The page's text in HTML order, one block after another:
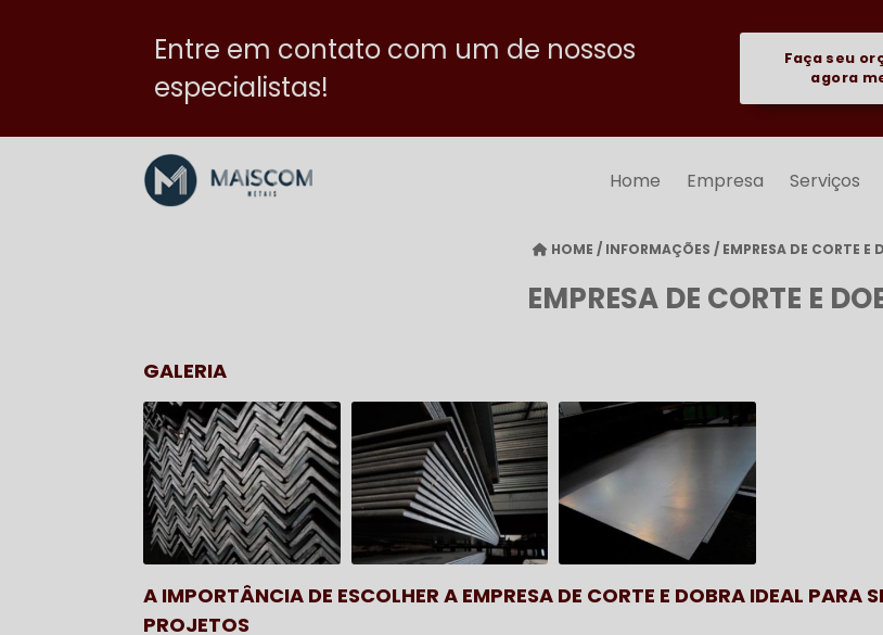
Entre em contato com um de nossos
especialistas!
Faça seu
agora
Home Empresa Serviços
HOME / INFORMAÇÕES / EMPRESA DE CORTE E
EMPRESA DE CORTE E
GALERIA
A IMPORTÂNCIA DE ESCOLHER A EMPRESA DE CORTE E DOBRA IDEAL PARA
PROJETOS